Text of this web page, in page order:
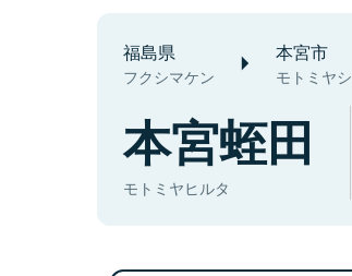
福島県
フクシマケン
本宮市
モトミヤシ
本宮蛭田
モトミヤヒルタ